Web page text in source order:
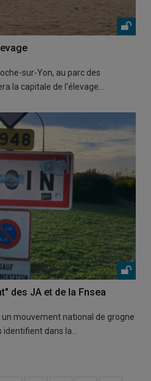
sur-Yon, au parc des
la capitale de l'élevage…
des JA et de la Fnsea
un mouvement national de grogne
dans la…